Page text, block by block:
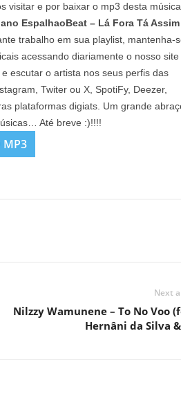
visitar e por baixar o mp3 desta
EspalhaoBeat – Lá Fora Tá Assim
trabalho em sua playlist, mantenha-
acessando diariamente o nosso site
escutar o artista nos seus perfis das
Twiter ou X, SpotiFy, Deezer,
plataformas digiats. Um grande
Até breve :)!!!!
MP3
Next
Nilzzy Wamunene – To No Voo
Hernâni da Silva